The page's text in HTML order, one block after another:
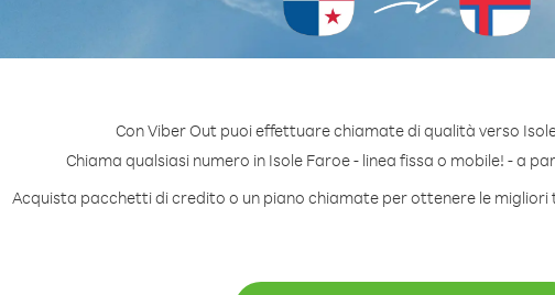
Con Viber Out puoi effettuare chiamate di qualità verso
Chiama qualsiasi numero in Isole Faroe - linea fissa o mobile! - a
Acquista pacchetti di credito o un piano chiamate per ottenere le migliori